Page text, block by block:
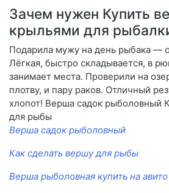
Зачем нужен Купить
крыльями для
Подарила мужу на день рыбака —
Лёгкая, быстро складывается, в
занимает места. Проверили на
плотву, и пару раков. Отличный
хлопот! Верша садок рыболовный
для рыбы
Верша садок рыболовный
Как сделать вершу для рыбы
Верша рыболовная купить на авито